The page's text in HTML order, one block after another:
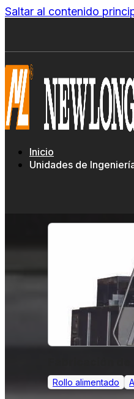
Saltar al contenido
Inicio
Unidades de
Rollo alimentado